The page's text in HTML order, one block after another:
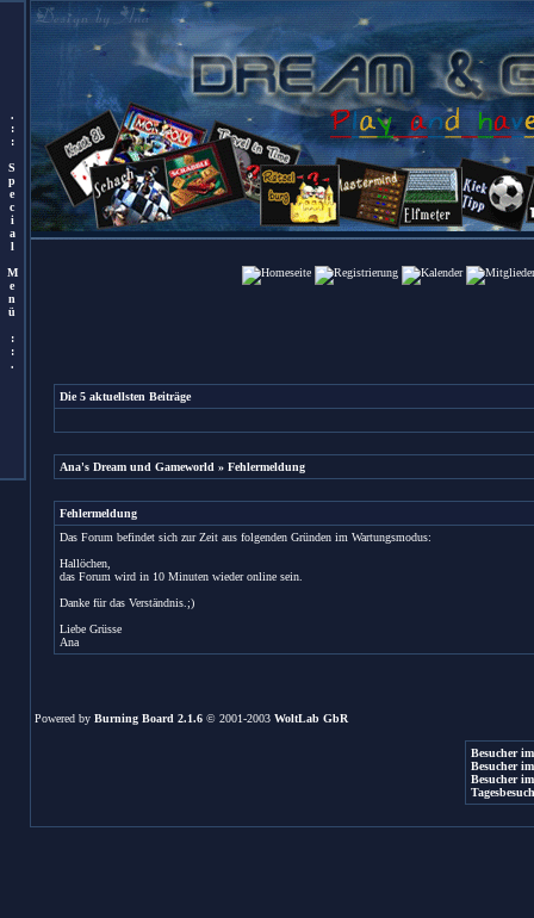
.
:
:
S
p
e
c
i
a
l
M
e
n
ü
:
:
.
Die 5 aktuellsten Beiträge
Ana's Dream und Gameworld » Fehlermeldung
Fehlermeldung
Das Forum befindet sich zur Zeit aus folgenden Gründen im Wartungsmodus:
Hallöchen,
das Forum wird in 10 Minuten wieder online sein.
Danke für das Verständnis.;)
Liebe Grüsse
Ana
Powered by Burning Board 2.1.6© 2001-2003 WoltLab GbR
Besucher
Besucher
Besucher